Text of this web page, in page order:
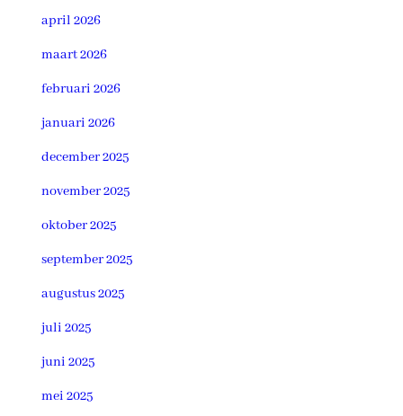
april 2026
maart 2026
februari 2026
januari 2026
december 2025
november 2025
oktober 2025
september 2025
augustus 2025
juli 2025
juni 2025
mei 2025